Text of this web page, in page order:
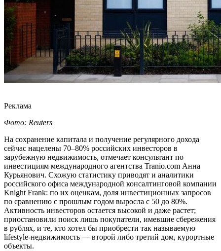
Реклама
Фото: Reuters
На сохранение капитала и получение регулярного дохода
сейчас нацелены 70–80% российских инвесторов в
зарубежную недвижимость, отмечает консультант по
инвестициям международного агентства Tranio.com Анна
Курьянович. Схожую статистику приводят и аналитики
российского офиса международной консалтинговой компании
Knight Frank: по их оценкам, доля инвестиционных запросов
по сравнению с прошлым годом выросла с 50 до 80%.
Активность инвесторов остается высокой и даже растет;
приостановили поиск лишь покупатели, имевшие сбережения
в рублях, и те, кто хотел бы приобрести так называемую
lifestyle-недвижимость — второй либо третий дом, курортные
объекты.